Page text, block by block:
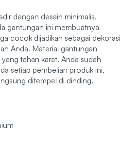
dengan desain minimalis.
gantungan ini membuatnya
cocok dijadikan sebagai dekorasi
Anda. Material gantungan
tahan karat. Anda sudah
setiap pembelian produk ini,
ditempel di dinding.